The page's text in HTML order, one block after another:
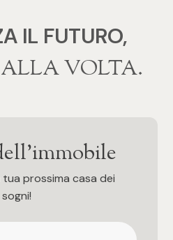
IL FUTURO,
VOLTA.
prossima casa dei
sogni!